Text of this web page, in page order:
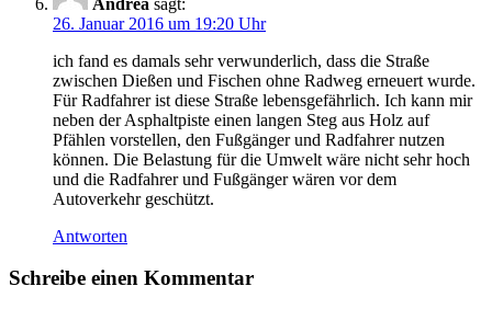
26. Januar 2016 um 19:20 Uhr
ich fand es damals sehr verwunderlich, dass die Straße
zwischen Dießen und Fischen ohne Radweg erneuert wurde.
Für Radfahrer ist diese Straße lebensgefährlich. Ich kann mir
neben der Asphaltpiste einen langen Steg aus Holz auf
Pfählen vorstellen, den Fußgänger und Radfahrer nutzen
können. Die Belastung für die Umwelt wäre nicht sehr hoch
und die Radfahrer und Fußgänger wären vor dem
Autoverkehr geschützt.
Antworten
Schreibe einen Kommentar